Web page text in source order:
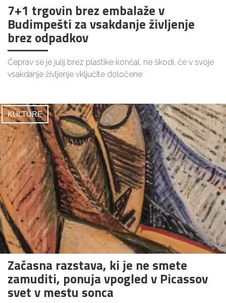
7+1 trgovin brez embalaže v
Budimpešti za vsakdanje življenje
brez odpadkov
Čeprav se je julij brez plastike končal, ne škodi, če v svoje
vsakdanje življenje vključite določene
KULTURE
Začasna razstava, ki je ne smete
zamuditi, ponuja vpogled v Picassov
svet v mestu sonca